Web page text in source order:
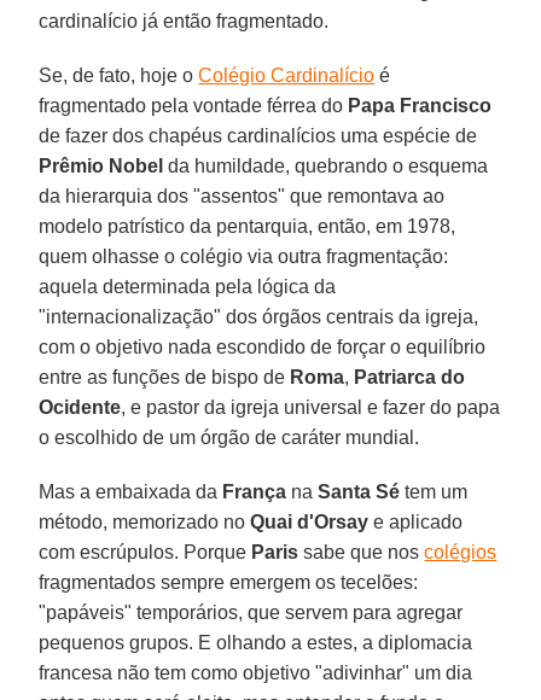
cardinalício já então fragmentado.
Se, de fato, hoje oColégio Cardinalício é
fragmentado pela vontade férrea do Papa Francisco
de fazer dos chapéus cardinalícios uma espécie de
Prêmio Nobel da humildade, quebrando o esquema
da hierarquia dos "assentos" que remontava ao
modelo patrístico da pentarquia, então, em 1978,
quem olhasse o colégio via outra fragmentação:
aquela determinada pela lógica da
"internacionalização" dos órgãos centrais da igreja,
com o objetivo nada escondido de forçar o equilíbrio
entre as funções de bispo de Roma, Patriarca do
Ocidente, e pastor da igreja universal e fazer do papa
o escolhido de um órgão de caráter mundial.
Mas a embaixada da França naSanta Sé tem um
método, memorizado noQuai d'Orsay e aplicado
com escrúpulos. Porque Paris sabe que noscolégios
fragmentados sempre emergem os tecelões:
"papáveis" temporários, que servem para agregar
pequenos grupos. E olhando a estes, a diplomacia
francesa não tem como objetivo "adivinhar" um dia